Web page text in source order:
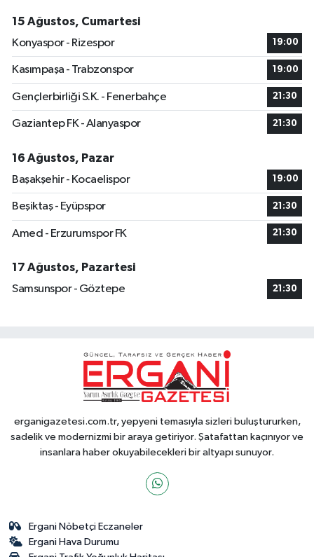
15 Ağustos, Cumartesi
Konyaspor - Rizespor
19:00
Kasımpaşa - Trabzonspor 19:00
Gençlerbirliği S.K. - Fenerbahçe 21:30
Gaziantep FK - Alanyaspor 21:30
16 Ağustos, Pazar
Başakşehir - Kocaelispor
19:00
Beşiktaş - Eyüpspor 21:30
Amed - Erzurumspor FK 21:30
17 Ağustos, Pazartesi
Samsunspor - Göztepe
21:30
erganigazetesi.com.tr, yepyeni temasıyla sizleri buluştururken,
sadelik ve modernizmi bir araya getiriyor. Şatafattan kaçınıyor ve
insanlara haber okuyabilecekleri bir altyapı sunuyor.
Ergani Nöbetçi Eczaneler
Ergani Hava Durumu